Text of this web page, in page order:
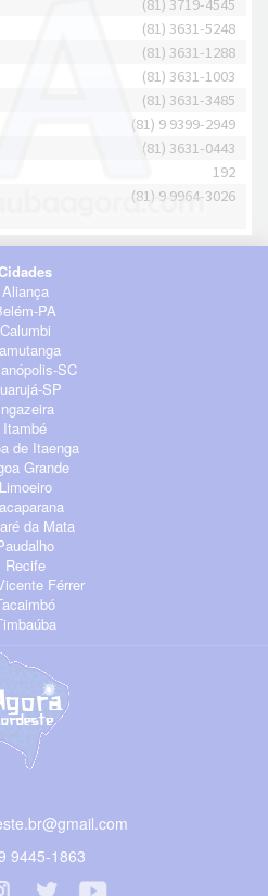
(81) 3719-4545
(81) 3631-5248
(81) 3631-1288
(81) 3631-1003
(81) 3631-3485
(81) 9 9399-2949
(81) 3631-0443
192
(81) 9 9964-3026
Aliança
PA
Calumbi
SC
SP
Itambé
de Itaenga
Grande
Limoeiro
da Mata
Recife
Férrer
9445-1863